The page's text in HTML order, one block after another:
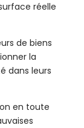
réelle
de biens
la
dans leurs
en toute